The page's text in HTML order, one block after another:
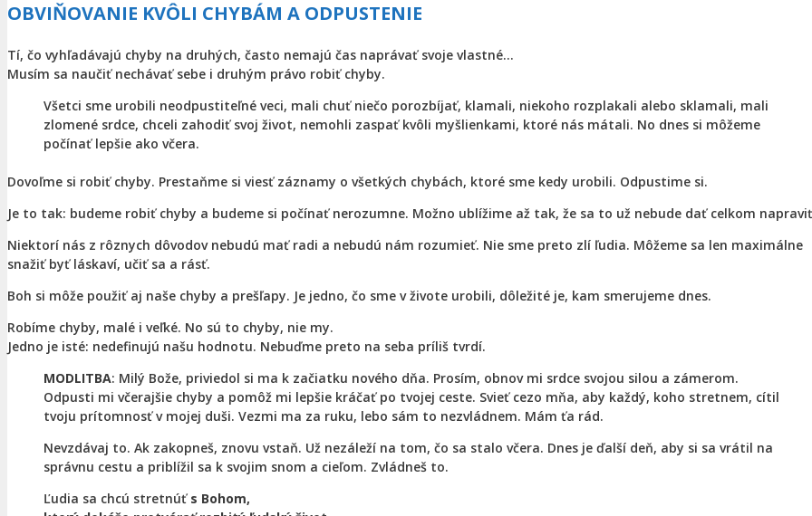
OBVIŇOVANIE KVÔLI CHYBÁM A ODPUSTENIE
Tí, čo vyhľadávajú chyby na druhých, často nemajú čas naprávať svoje vlastné…
Musím sa naučiť nechávať sebe i druhým právo robiť chyby.
Všetci sme urobili neodpustiteľné veci, mali chuť niečo porozbíjať, klamali, niekoho rozplakali alebo sklamali, mali
zlomené srdce, chceli zahodiť svoj život, nemohli zaspať kvôli myšlienkami, ktoré nás mátali. No dnes si môžeme
počínať lepšie ako včera.
Dovoľme si robiť chyby. Prestaňme si viesť záznamy o všetkých chybách, ktoré sme kedy urobili. Odpustime si.
Je to tak: budeme robiť chyby a budeme si počínať nerozumne. Možno ublížime až tak, že sa to už nebude dať celkom
Niektorí nás z rôznych dôvodov nebudú mať radi a nebudú nám rozumieť. Nie sme preto zlí ľudia. Môžeme sa len maximálne
snažiť byť láskaví, učiť sa a rásť.
Boh si môže použiť aj naše chyby a prešľapy. Je jedno, čo sme v živote urobili, dôležité je, kam smerujeme dnes.
Robíme chyby, malé i veľké. No sú to chyby, nie my.
Jedno je isté: nedefinujú našu hodnotu. Nebuďme preto na seba príliš tvrdí.
MODLITBA: Milý Bože, priviedol si ma k začiatku nového dňa. Prosím, obnov mi srdce svojou silou a zámerom.
Odpusti mi včerajšie chyby a pomôž mi lepšie kráčať po tvojej ceste. Svieť cezo mňa, aby každý, koho stretnem, cítil
tvoju prítomnosť v mojej duši. Vezmi ma za ruku, lebo sám to nezvládnem. Mám ťa rád.
Nevzdávaj to. Ak zakopneš, znovu vstaň. Už nezáleží na tom, čo sa stalo včera. Dnes je ďalší deň, aby si sa vrátil na
správnu cestu a priblížil sa k svojim snom a cieľom. Zvládneš to.
Ľudia sa chcú stretnúť s Bohom,